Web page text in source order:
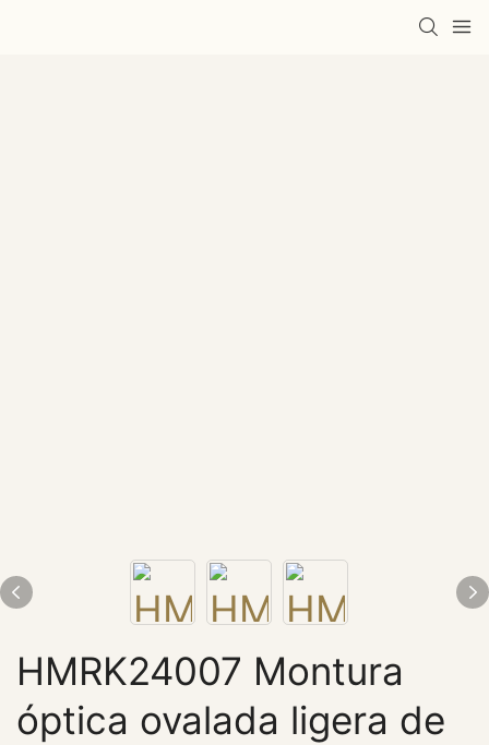
HMRK24007 Montura
óptica ovalada ligera de